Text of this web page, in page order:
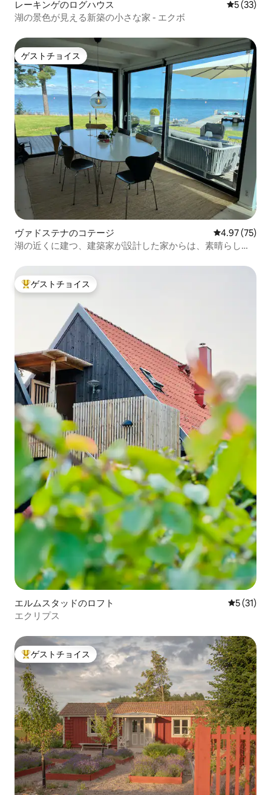
レーキンゲのログハウス レビュー
5 (33)
湖の景色が見える新築の小さな家 - エクボ
ゲストチョイス
ゲストチョイス
ヴァドステナのコテージ レビュー75
4.97 (75)
湖の近くに建つ、建築家が設計した家からは、素晴らしい
大好評のゲストチョイスです。
ゲストチョイス
エルムスタッドのロフト レビュー
5 (31)
エクリプス
大好評のゲストチョイスです。
ゲストチョイス